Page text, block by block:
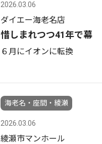
2026.03.06
ダイエー海老名店
惜しまれつつ41年で幕
６月にイオンに転換
海老名・座間・綾瀬
2026.03.06
綾瀬市マンホール